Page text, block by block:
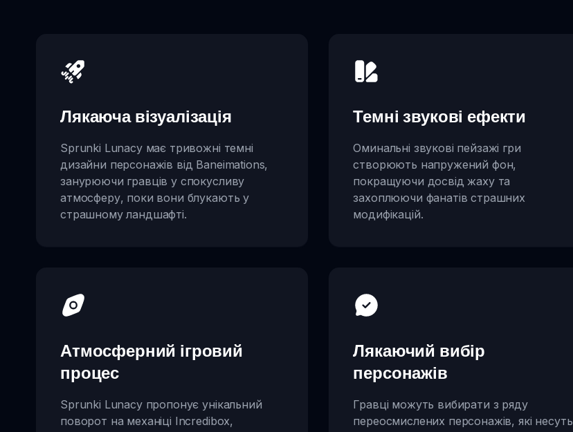
Лякаюча візуалізація
Sprunki Lunacy має тривожні темні
дизайни персонажів від Baneimations,
занурюючи гравців у спокусливу
атмосферу, поки вони блукають у
страшному ландшафті.
Темні звукові ефекти
Оминальні звукові пейзажі гри
створюють напружений фон,
покращуючи досвід жаху та
захоплюючи фанатів страшних
модифікацій.
Атмосферний ігровий
процес
Sprunki Lunacy пропонує унікальний
поворот на механіці Incredibox,
Лякаючий вибір
персонажів
Гравці можуть вибирати з ряду
переосмислених персонажів, які несуть